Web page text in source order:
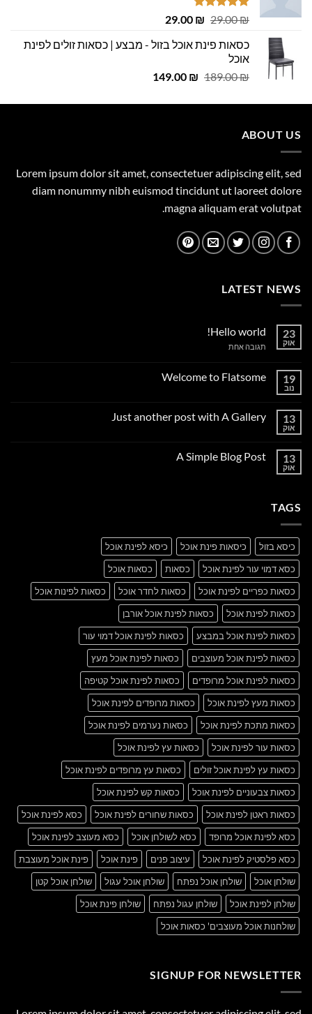
דורג4.75
29.00₪
המחיר
היה:
29.00 ₪
המחיר
הוא:
כסאות פינת אוכל בזול - מבצע | כסאות זולים לפינת
אוכל
189.00₪
המחיר
היה:
149.00 ₪
המחיר
הוא:
ABOUT US
Lorem ipsum dolor sit amet, consectetuer adipiscing elit, sed
diam nonummy nibh euismod tincidunt ut laoreet dolore
magna aliquam erat volutpat.
LATEST NEWS
23
אוק
Hello world!
תגובה אחתעל
19
נוב
Welcome to Flatsome
Welcome
13
אוק
Just another post with A Gallery
Just
13
אוק
A Simple Blog Post
TAGS
כיסא בזול כיסאות פינת אוכל
כיסא לפינת אוכל
כסא דמוי עור לפינת אוכל
כסאות
כסאות אוכל
כסאות כפריים לפינת אוכל
כסאות לחדר אוכל
כסאות לפינות אוכל
כסאות לפינת אוכל
כסאות לפינת אוכל אורבן
כסאות לפינת אוכל במבצע
כסאות לפינת אוכל דמוי עור
כסאות לפינת אוכל מעוצבים
כסאות לפינת אוכל מעץ
כסאות לפינת אוכל מרופדים
כסאות לפינת אוכל קטיפה
כסאות מעץ לפינת אוכל
כסאות מרופדים לפינת אוכל
כסאות מתכת לפינת אוכל
כסאות נערמים לפינת אוכל
כסאות עור לפינת אוכל
כסאות עץ לפינת אוכל
כסאות עץ לפינת אוכל זולים
כסאות עץ מרופדים לפינת אוכל
כסאות צבעוניים לפינת אוכל
כסאות קש לפינת אוכל
כסאות ראטן לפינת אוכל
כסאות שחורים לפינת אוכל
כסא לפינת אוכל
כסא לפינת אוכל מרופד
כסא לשולחן אוכל
כסא מעוצב לפינת אוכל
כסא פלסטיק לפינת אוכל
עיצוב פנים פינת אוכל
פינת אוכל מעוצבת
שולחן אוכל
שולחן אוכל נפתח שולחן אוכל עגול
שולחן אוכל קטן
שולחן לפינת אוכל
שולחן עגול נפתח
שולחן פינת אוכל
שולחנות אוכל מעוצבים' כסאות אוכל
SIGNUP FOR NEWSLETTER